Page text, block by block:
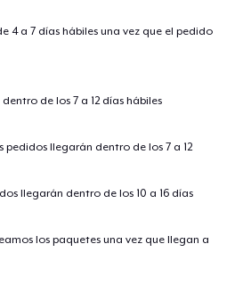
4 a 7 días hábiles una vez que el pedido
de los 7 a 12 días hábiles
pedidos llegarán dentro de los 7 a 12
llegarán dentro de los 10 a 16 días
los paquetes una vez que llegan a